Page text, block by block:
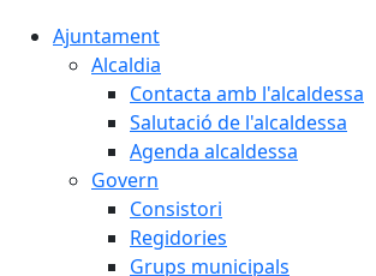
Ajuntament
Alcaldia
Contacta amb l'alcaldessa
Salutació de l'alcaldessa
Agenda alcaldessa
Govern
Consistori
Regidories
Grups municipals